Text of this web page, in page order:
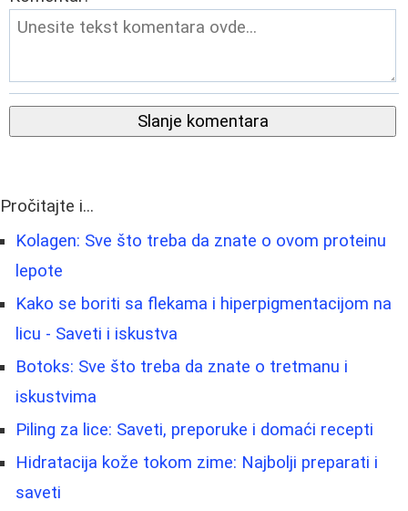
Slanje komentara
Pročitajte i...
Kolagen: Sve što treba da znate o ovom proteinu
lepote
Kako se boriti sa flekama i hiperpigmentacijom na
licu - Saveti i iskustva
Botoks: Sve što treba da znate o tretmanu i
iskustvima
Piling za lice: Saveti, preporuke i domaći recepti
Hidratacija kože tokom zime: Najbolji preparati i
saveti